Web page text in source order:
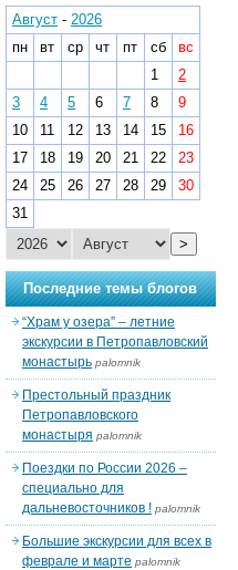
Август - 2026
пн
вт ср чт пт сб
вс
1
2
3
4 5 6 7 8
9
10
11 12 13 14 15
16
17
18 19 20 21 22
23
24
25 26 27 28 29
30
31
>
Последние темы блогов
“Храм у озера” – летние
экскурсии в Петропавловский
монастырь palomnik
Престольный праздник
Петропавловского
монастыря palomnik
Поездки по России 2026 –
специально для
дальневосточников ! palomnik
Большие экскурсии для всех в
феврале и марте palomnik